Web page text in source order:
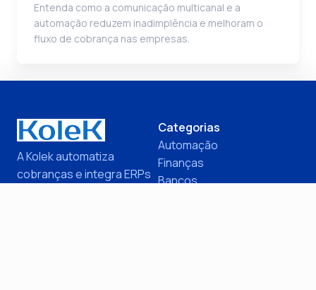
Entenda como a comunicação multicanal e a
automação reduzem inadimplência e melhoram o
fluxo de cobrança nas empresas.
A Kolek automatiza
cobranças e integra ERPs
Categorias
Automação
Finanças
Bancos